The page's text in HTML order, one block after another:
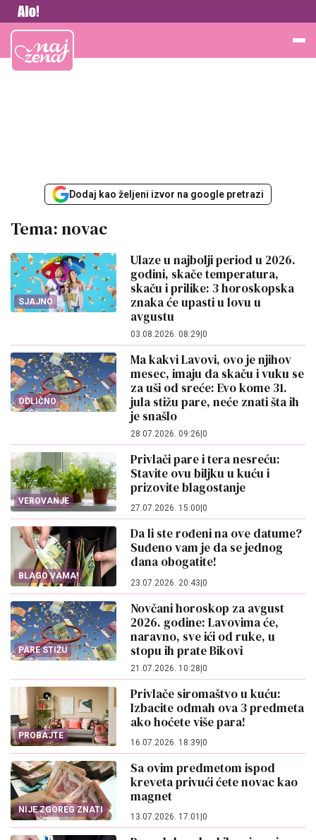
Najžena
Dodaj kao željeni izvor na google pretrazi
Tema: novac
SJAJNO
Ulaze u najbolji period u 2026.
godini, skače temperatura,
skaču i prilike: 3 horoskopska
znaka će upasti u lovu u
avgustu
03.08.2026. 08:29 0
ODLIČNO
Ma kakvi Lavovi, ovo je njihov
mesec, imaju da skaču i vuku se
za uši od sreće: Evo kome 31.
jula stižu pare, neće znati šta ih
je snašlo
28.07.2026. 09:26 0
VEROVANJE
Privlači pare i tera nesreću:
Stavite ovu biljku u kuću i
prizovite blagostanje
27.07.2026. 15:00 0
BLAGO VAMA!
Da li ste rođeni na ove datume?
Suđeno vam je da se jednog
dana obogatite!
23.07.2026. 20:43|0
PARE STIŽU
Novčani horoskop za avgust
2026. godine: Lavovima će,
naravno, sve ići od ruke, u
stopu ih prate Bikovi
21.07.2026. 10:28|0
PROBAJTE
Privlače siromaštvo u kuću:
Izbacite odmah ova 3 predmeta
ako hoćete više para!
16.07.2026. 18:39|0
NIJE ZGOREG ZNATI
Sa ovim predmetom ispod
kreveta privući ćete novac kao
magnet
13.07.2026. 17:01 0